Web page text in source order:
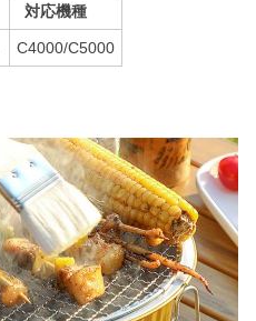
対応機種
C4000/C5000